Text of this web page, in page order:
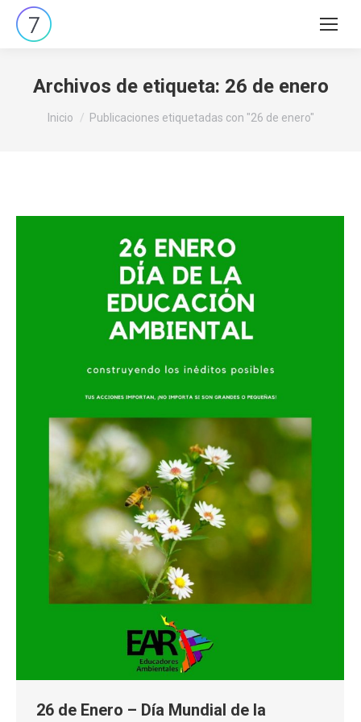
Buscar:
Archivos de etiqueta: 26 de enero
Estás aquí:
Inicio Publicaciones etiquetadas con "26 de enero"
26 de Enero – Día Mundial de la